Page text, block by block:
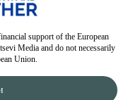
support of the European
Media and do not necessarily
Union.